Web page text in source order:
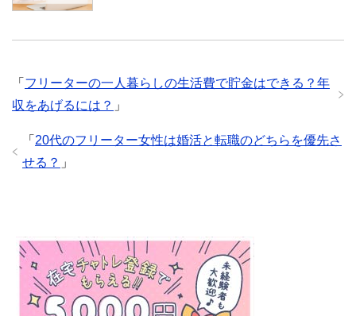
「 フリーターの一人暮らしの生活費で貯金はできる？年
収をあげるには？ 」
「 20代のフリーター女性は婚活と転職のどちらを優先さ
せる？ 」